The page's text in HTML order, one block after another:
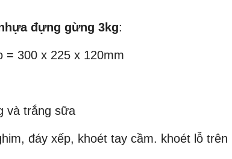
đựng gừng 3kg:
= 300 x 225 x 120mm
và trắng sữa
đáy xếp, khoét tay cầm. khoét lỗ trên